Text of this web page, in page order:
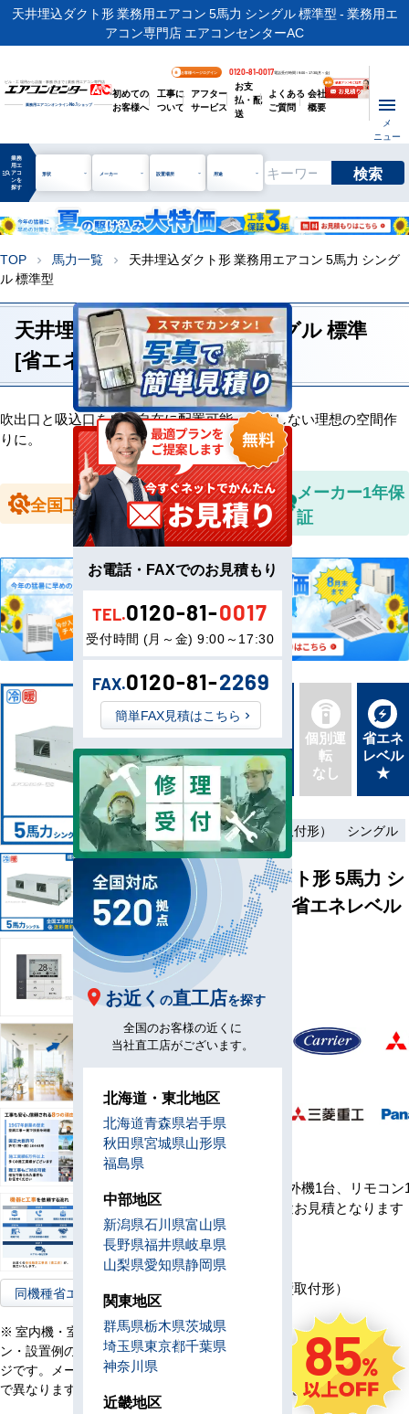
天井埋込ダクト形 業務用エアコン 5馬力 シングル 標準型 - 業務用エ
アコン専門店 エアコンセンターAC
ビル・工場用から店舗・事務所まで | 業務用エアコン専門店
業務用エアコンオンラインNo.1ショップ
お客様ページログイン 0120-81-0017電話受付時間 / 9:00～17:30(月～金)
初めての
お客様へ
工事に
ついて
アフター
サービス
お支
払・配
送
よくある
ご質問
会社
概要
メ
ニュー
manage_search
業務
用エ
アコ
ンを
探す
形状 メーカー 設置場所 用途 検索
TOP chevron_right 馬力一覧 chevron_right
天井埋込ダクト形 業務用エアコン 5馬力 シング
ル 標準型
天井埋込ダクト形 5馬力 シングル 標準
[省エネレベル1]
吹出口と吸込口を自由自在に配置可能。妥協しない理想の空間作
りに。
全国工事対応
全国送料無
料
メーカー1年保
証
同機種省エネ型へ
※ 室内機・室外機・リモコ
ン・設置例の画像はイメー
ジです。メーカー、機種等
で異なります。
新品直
送
最新機
種
同機種
タイプ
別あり
個別運
転
なし
省エネ
レベル
★
三相200V
ワイヤード（壁取付形）
シングル
天井埋込ダクト形 5馬力 シ
ングル 標準 [省エネレベル
1]
型
番
D140-H1
メ
ー
ー
内
容
室内機1台、室外機1台、リモコン
※工事費は別途お見積となります
リ
モ
ン
ワイヤード（壁取付形）
電
源
三相200V
1,996,500円（税込）
85
お電話・FAXでのお見積もり
TEL.0120-81-0017
受付時間 (月～金) 9:00～17:30
FAX.0120-81-2269
簡単FAX見積はこちら
お近く の直工店を探す
全国のお客様の近くに
当社直工店がございます。
北海道・東北地区
北海道青森県岩手県
秋田県宮城県山形県
福島県
中部地区
新潟県石川県富山県
長野県福井県岐阜県
山梨県愛知県静岡県
関東地区
群馬県栃木県茨城県
埼玉県東京都千葉県
神奈川県
近畿地区